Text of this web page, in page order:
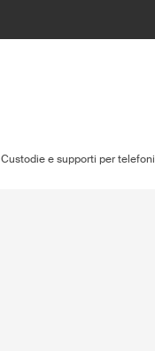
Custodie e supporti per telefoni